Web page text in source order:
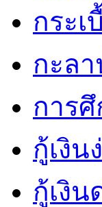
กระเ
กะล
การ
กู้เงิน
กู้เงิน